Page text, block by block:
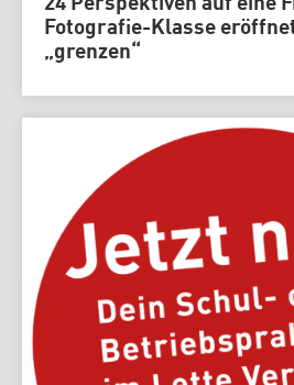
24 Perspektiven auf eine
Fotografie-Klasse
„grenzen“